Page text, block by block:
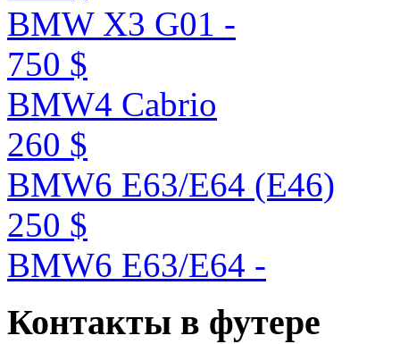
BMW X3 G01 -
750 $
BMW4 Cabrio
260 $
BMW6 E63/E64 (E46)
250 $
BMW6 E63/E64 -
Контакты в футере